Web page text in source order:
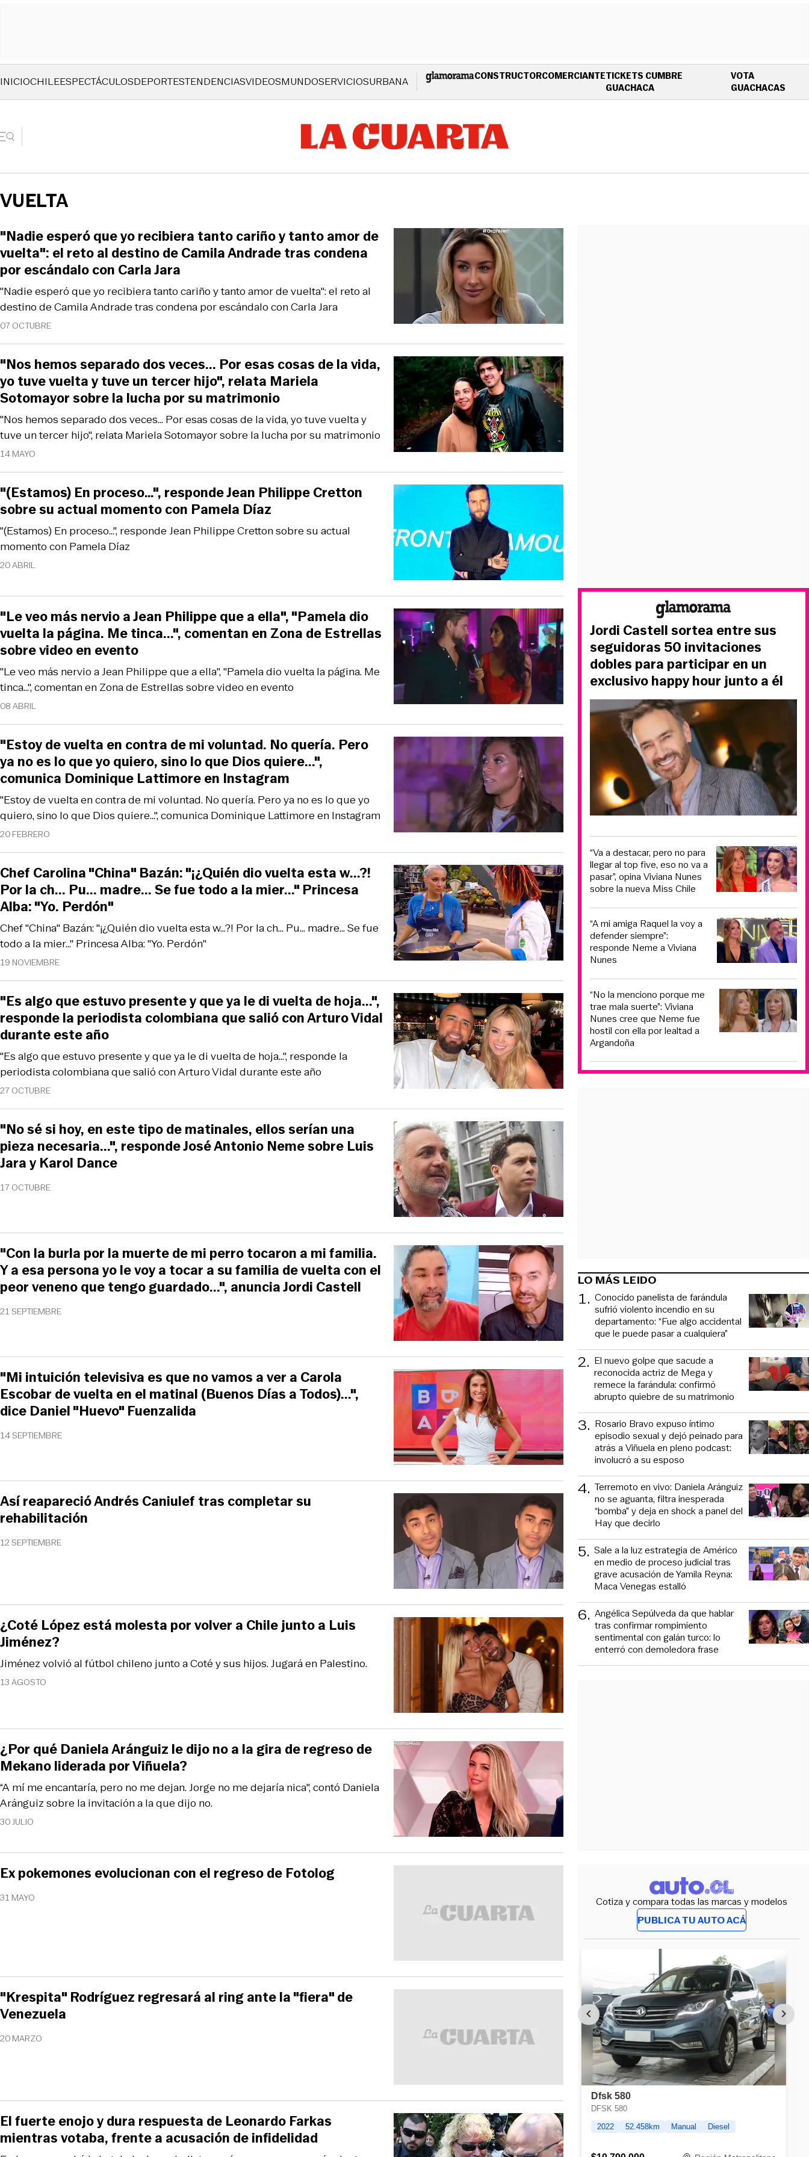
INICIOCHILEESPECTÁCULOSDEPORTESTENDENCIASVIDEOSMUNDOSERVICIOSURBANA CONSTRUCTORCOMERCIANTETICKETS CUMBRE
GUACHACAOPENS IN NEW WINDOW
VOTA
GUACHACAS
VUELTA
07 OCTUBRE
"Nadie esperó que yo recibiera tanto cariño y tanto amor de vuelta": el reto al
destino de Camila Andrade tras condena por escándalo con Carla Jara
"Nadie esperó que yo recibiera tanto cariño y tanto amor de
vuelta": el reto al destino de Camila Andrade tras condena
por escándalo con Carla Jara
14 MAYO
"Nos hemos separado dos veces... Por esas cosas de la vida, yo tuve vuelta y
tuve un tercer hijo", relata Mariela Sotomayor sobre la lucha por su matrimonio
"Nos hemos separado dos veces... Por esas cosas de la vida,
yo tuve vuelta y tuve un tercer hijo", relata Mariela
Sotomayor sobre la lucha por su matrimonio
20 ABRIL
"(Estamos) En proceso…", responde Jean Philippe Cretton sobre su actual
momento con Pamela Díaz
"(Estamos) En proceso…", responde Jean Philippe Cretton
sobre su actual momento con Pamela Díaz
08 ABRIL
"Le veo más nervio a Jean Philippe que a ella", "Pamela dio vuelta la página. Me
tinca...", comentan en Zona de Estrellas sobre video en evento
"Le veo más nervio a Jean Philippe que a ella", "Pamela dio
vuelta la página. Me tinca...", comentan en Zona de Estrellas
sobre video en evento
20 FEBRERO
"Estoy de vuelta en contra de mi voluntad. No quería. Pero ya no es lo que yo
quiero, sino lo que Dios quiere...", comunica Dominique Lattimore en Instagram
"Estoy de vuelta en contra de mi voluntad. No quería. Pero
ya no es lo que yo quiero, sino lo que Dios quiere...",
comunica Dominique Lattimore en Instagram
19 NOVIEMBRE
Chef "China" Bazán: "¡¿Quién dio vuelta esta w...?! Por la ch... Pu... madre... Se fue
todo a la mier..." Princesa Alba: "Yo. Perdón"
Chef Carolina "China" Bazán: "¡¿Quién dio vuelta esta w...?!
Por la ch... Pu... madre... Se fue todo a la mier..." Princesa
Alba: "Yo. Perdón"
27 OCTUBRE
"Es algo que estuvo presente y que ya le di vuelta de hoja...", responde la
periodista colombiana que salió con Arturo Vidal durante este año
"Es algo que estuvo presente y que ya le di vuelta de hoja...",
responde la periodista colombiana que salió con Arturo Vidal
durante este año
17 OCTUBRE
"No sé si hoy, en este tipo de matinales, ellos serían una
pieza necesaria...", responde José Antonio Neme sobre Luis
Jara y Karol Dance
21 SEPTIEMBRE
"Con la burla por la muerte de mi perro tocaron a mi familia.
Y a esa persona yo le voy a tocar a su familia de vuelta con el
peor veneno que tengo guardado...", anuncia Jordi Castell
14 SEPTIEMBRE
"Mi intuición televisiva es que no vamos a ver a Carola
Escobar de vuelta en el matinal (Buenos Días a Todos)...",
dice Daniel "Huevo" Fuenzalida
12 SEPTIEMBRE
Así reapareció Andrés Caniulef tras completar su
rehabilitación
13 AGOSTO
Jiménez volvió al fútbol chileno junto a Coté y sus hijos. Jugará en Palestino.
¿Coté López está molesta por volver a Chile junto a Luis
Jiménez?
30 JULIO
“A mí me encantaría, pero no me dejan. Jorge no me dejaría nica", contó Daniela
Aránguiz sobre la invitación a la que dijo no.
¿Por qué Daniela Aránguiz le dijo no a la gira de regreso de
Mekano liderada por Viñuela?
31 MAYO
Ex pokemones evolucionan con el regreso de Fotolog
20 MARZO
"Krespita" Rodríguez regresará al ring ante la "fiera" de
Venezuela
El fuerte enojo y dura respuesta de Leonardo Farkas
mientras votaba, frente a acusación de infidelidad
Jordi Castell sortea entre sus
seguidoras 50 invitaciones
dobles para participar en un
exclusivo happy hour junto a él
“Va a destacar, pero no para
llegar al top five, eso no va a
pasar”, opina Viviana Nunes
sobre la nueva Miss Chile
“A mi amiga Raquel la voy a
defender siempre”:
responde Neme a Viviana
Nunes
“No la menciono porque me
trae mala suerte”: Viviana
Nunes cree que Neme fue
hostil con ella por lealtad a
Argandoña
LO MÁS LEIDO
1. Conocido panelista de farándula
sufrió violento incendio en su
departamento: “Fue algo accidental
que le puede pasar a cualquiera”
2. El nuevo golpe que sacude a
reconocida actriz de Mega y
remece la farándula: confirmó
abrupto quiebre de su matrimonio
3. Rosario Bravo expuso íntimo
episodio sexual y dejó peinado para
atrás a Viñuela en pleno podcast:
involucró a su esposo
4. Terremoto en vivo: Daniela Aránguiz
no se aguanta, filtra inesperada
“bomba” y deja en shock a panel del
Hay que decirlo
5. Sale a la luz estrategia de Américo
en medio de proceso judicial tras
grave acusación de Yamila Reyna:
Maca Venegas estalló
6. Angélica Sepúlveda da que hablar
tras confirmar rompimiento
sentimental con galán turco: lo
enterró con demoledora frase
Cotiza y compara todas las marcas y modelos
PUBLICA TU AUTO ACÁ